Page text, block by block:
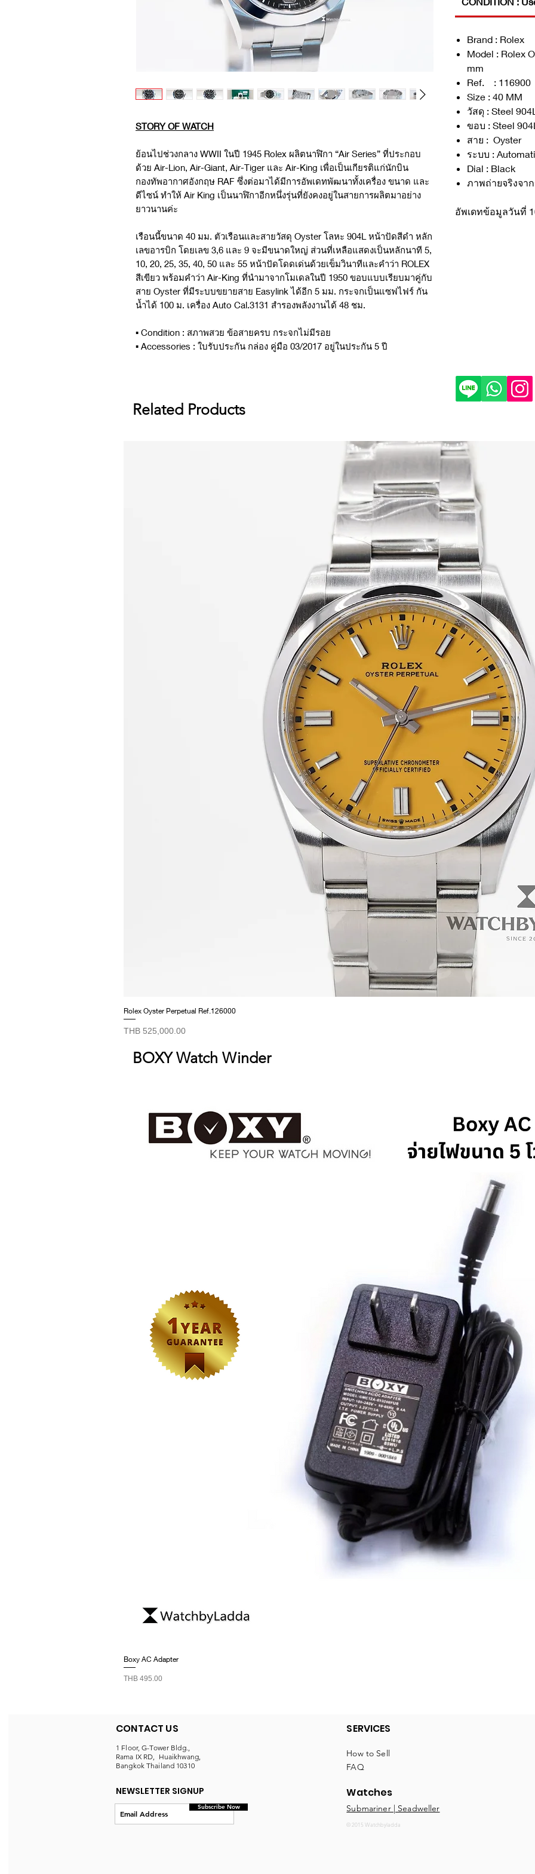
STORY OF WATCH
ย้อนไปช่วงกลาง WWII ในปี 1945 Rolex ผลิตนาฬิกา “Air Series” ที่ประกอบ
ด้วย Air-Lion, Air-Giant, Air-Tiger และ Air-King เพื่อเป็นเกียรติแก่นักบิน
กองทัพอากาศอังกฤษ RAF ซึ่งต่อมาได้มีการอัพเดทพัฒนาทั้งเครื่อง ขนาด และ
ดีไซน์ ทำให้ Air King เป็นนาฬิกาอีกหนึ่งรุ่นที่ยังคงอยู่ในสายการผลิตมาอย่าง
ยาวนานค่ะ
เรือนนี้ขนาด 40 มม. ตัวเรือนและสายวัสดุ Oyster โลหะ 904L หน้าปัดสีดำ หลัก
เลขอารบิก โดยเลข 3,6 และ 9 จะมีขนาดใหญ่ ส่วนที่เหลือแสดงเป็นหลักนาที 5,
10, 20, 25, 35, 40, 50 และ 55 หน้าปัดโดดเด่นด้วยเข็มวินาทีและคำว่า ROLEX
สีเขียว พร้อมคำว่า Air-King ที่นำมาจากโมเดลในปี 1950 ขอบแบบเรียบมาคู่กับ
สาย Oyster ที่มีระบบขยายสาย Easylink ได้อีก 5 มม. กระจกเป็นแซฟไฟร์ กัน
น้ำได้ 100 ม. เครื่อง Auto Cal.3131 สำรองพลังงานได้ 48 ชม.
▪️ Condition : สภาพสวย ข้อสายครบ กระจกไม่มีรอย
▪️ Accessories : ใบรับประกัน กล่อง คู่มือ 03/2017 อยู่ในประกัน 5 ปี
Brand : Rolex
Model : Rolex
mm
Ref. : 116900
Size : 40 MM
วัสดุ : Steel 904L
ขอบ : Steel 904L
สาย : Oyster
ระบบ :
Dial : Black
ภาพถ่ายจริงจา
อัพเดทข้อมูลวันที่
Related Products
Rolex Oyster Perpetual Ref.126000
Price
THB 525,000.00
BOXY Watch Winder
Boxy AC Adapter
Price
THB 495.00
CONTACT US
1 Floor, G-Tower Bldg.,
Rama IX RD, Huaikhwang,
Bangkok Thailand 10310
NEWSLETTER SIGNUP
Subscribe Now
SERVICES
How to Sell
FAQ
Watches
Submariner | Seadweller
© 2015 Watchbyladda